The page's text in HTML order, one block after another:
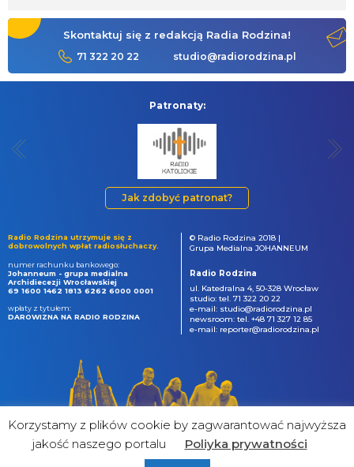
Skontaktuj się z redakcją Radia Rodzina!
71 322 20 22 studio@radiorodzina.pl
Patronaty:
Jak zdobyć patronat?
Radio Rodzina utrzymuje się z
dobrowolnych wpłat radiosłuchaczy.
numer rachunku bankowego:
Johanneum - grupa medialna
Archidiecezji Wrocławskiej
69 1600 1462 1813 6262 6000 0001
wpłaty z tytułem:
DAROWIZNA NA RADIO RODZINA
© Radio Rodzina 2018 |
Grupa Medialna JOHANNEUM
Radio Rodzina
ul. Katedralna 4, 50-328 Wrocław
studio: tel. 71 322 20 22
e-mail: studio@radiorodzina.pl
newsroom: tel. +48 71 327 12 85
e-mail: reporter@radiorodzina.pl
Korzystamy z plików cookie by zagwarantować najwyższa
jakość naszego portalu
Poliyka prywatności